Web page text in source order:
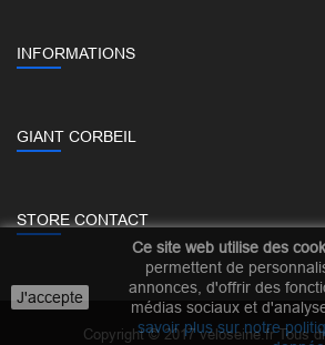
INFORMATIONS
GIANT CORBEIL
STORE CONTACT
Copyright © 2017 veloseine.fr Tous
J'accepte
Ce site web utilise des
permettent de
annonces, d'offrir des
médias sociaux et
savoir plus sur notre